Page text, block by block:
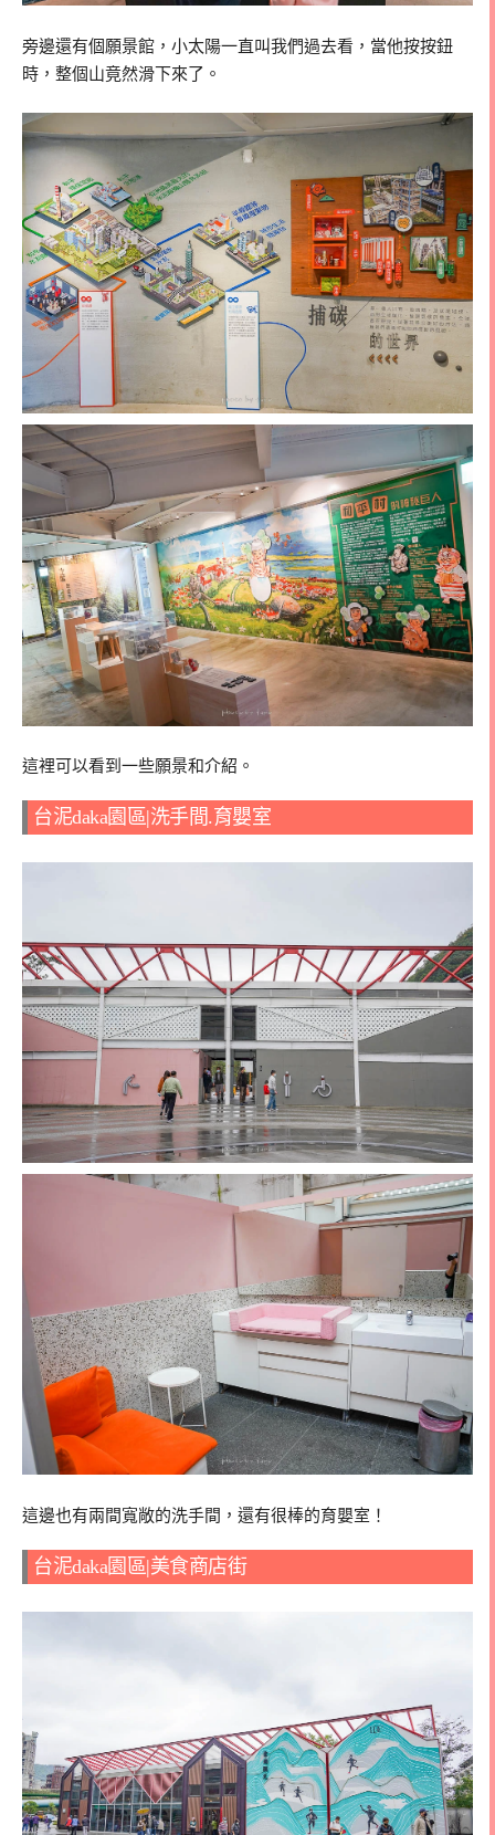
旁邊還有個願景館，小太陽一直叫我們過去看，當他按按鈕
時，整個山竟然滑下來了。
這裡可以看到一些願景和介紹。
台泥daka園區|洗手間.育嬰室
這邊也有兩間寬敞的洗手間，還有很棒的育嬰室！
台泥daka園區|美食商店街